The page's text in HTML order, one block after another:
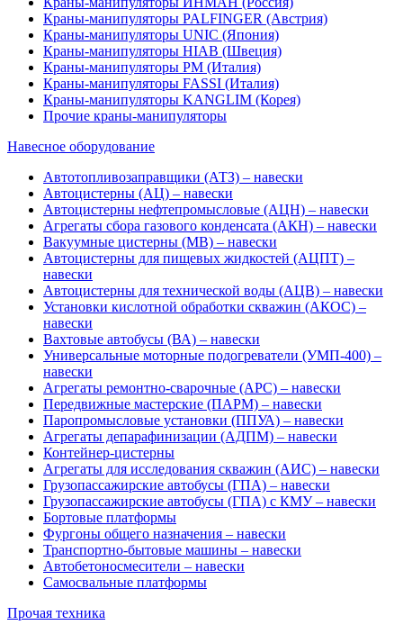
Краны-манипуляторы PALFINGER (Австрия)
Краны-манипуляторы UNIC (Япония)
Краны-манипуляторы HIAB (Швеция)
Краны-манипуляторы PM (Италия)
Краны-манипуляторы FASSI (Италия)
Краны-манипуляторы KANGLIM (Корея)
Прочие краны-манипуляторы
Навесное оборудование
Автотопливозаправщики (АТЗ) – навески
Автоцистерны (АЦ) – навески
Автоцистерны нефтепромысловые (АЦН) – навески
Агрегаты сбора газового конденсата (АКН) – навески
Вакуумные цистерны (МВ) – навески
Автоцистерны для пищевых жидкостей (АЦПТ) –
навески
Автоцистерны для технической воды (АЦВ) – навески
Установки кислотной обработки скважин (АКОС) –
навески
Вахтовые автобусы (ВА) – навески
Универсальные моторные подогреватели (УМП-400) –
навески
Агрегаты ремонтно-сварочные (АРС) – навески
Передвижные мастерские (ПАРМ) – навески
Паропромысловые установки (ППУА) – навески
Агрегаты депарафинизации (АДПМ) – навески
Контейнер-цистерны
Агрегаты для исследования скважин (АИС) – навески
Грузопассажирские автобусы (ГПА) – навески
Грузопассажирские автобусы (ГПА) с КМУ – навески
Бортовые платформы
Фургоны общего назначения – навески
Транспортно-бытовые машины – навески
Автобетоносмесители – навески
Самосвальные платформы
Прочая техника